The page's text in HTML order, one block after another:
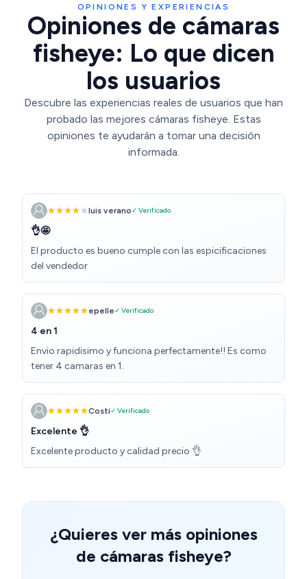
OPINIONES Y EXPERIENCIAS
Opiniones de cámaras
fisheye: Lo que dicen
los usuarios
Descubre las experiencias reales de usuarios que han
probado las mejores cámaras fisheye. Estas
opiniones te ayudarán a tomar una decisión
informada.
luis verano✓ Verificado
👌🤩
El producto es bueno cumple con las espicificaciones
del vendedor
epelle✓ Verificado
4 en 1
Envio rapidisimo y funciona perfectamente!! Es como
tener 4 camaras en 1.
Costi✓ Verificado
Excelente 👌
Excelente producto y calidad precio 👌
¿Quieres ver más opiniones
de cámaras fisheye?